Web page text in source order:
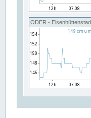
ODER -